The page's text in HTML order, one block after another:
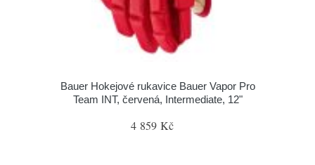
Bauer Hokejové rukavice Bauer Vapor Pro
Team INT, červená, Intermediate, 12"
4 859 Kč